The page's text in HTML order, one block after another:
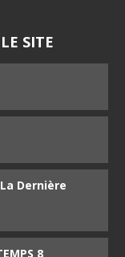
SITE
La Dernière
8